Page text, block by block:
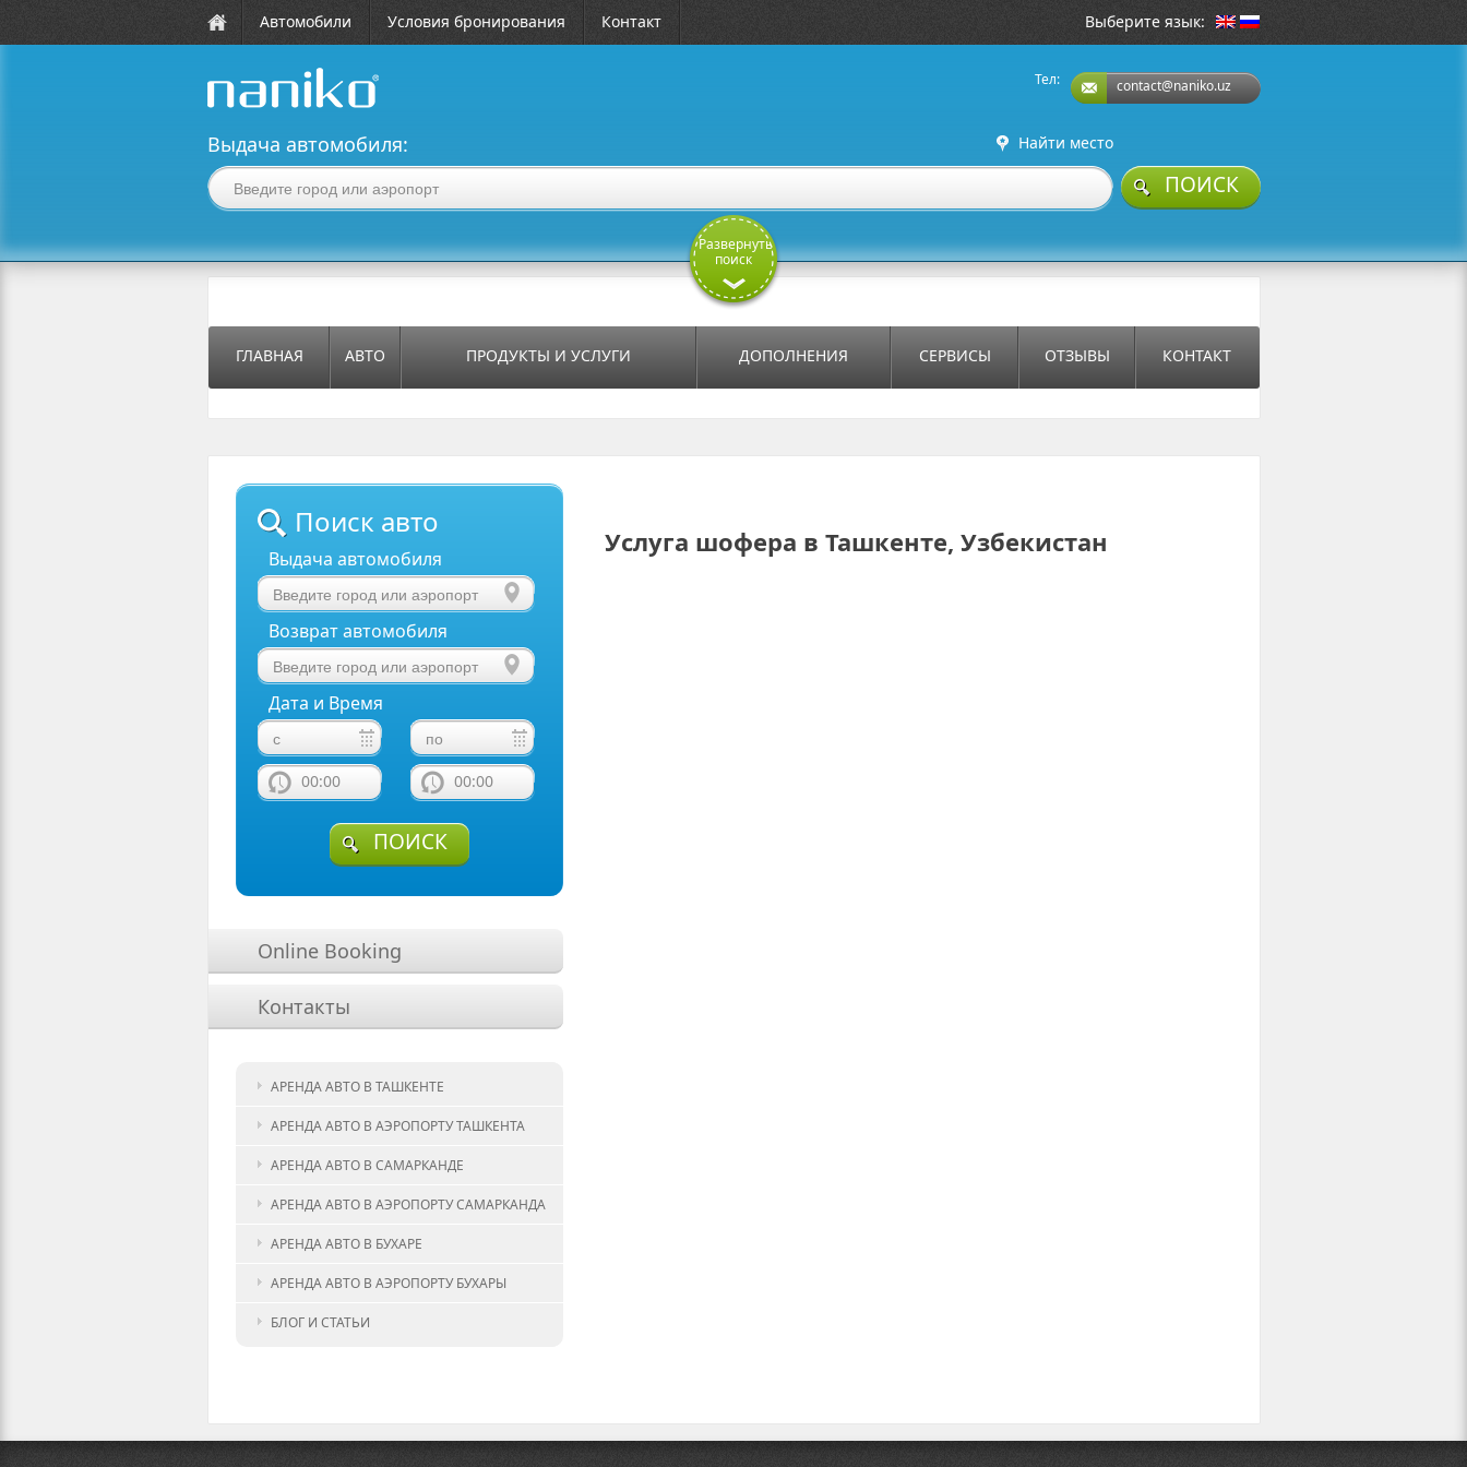
Автомобили Условия бронирования Контакт Выберите язык:
contact@naniko.uz
Тел:
Выдача автомобиля: Найти место
ПОИСК
Развернуть
поиск
ГЛАВНАЯ АВТО ПРОДУКТЫ И УСЛУГИ ДОПОЛНЕНИЯ СЕРВИСЫ ОТЗЫВЫ КОНТАКТ
Поиск авто
Выдача автомобиля
Возврат автомобиля
Дата и Время
00:00 00:00
ПОИСК
Online Booking
Контакты
АРЕНДА АВТО В ТАШКЕНТЕ
АРЕНДА АВТО В АЭРОПОРТУ ТАШКЕНТА
АРЕНДА АВТО В САМАРКАНДЕ
АРЕНДА АВТО В АЭРОПОРТУ САМАРКАНДА
АРЕНДА АВТО В БУХАРЕ
АРЕНДА АВТО В АЭРОПОРТУ БУХАРЫ
БЛОГ И СТАТЬИ
Услуга шофера в Ташкенте, Узбекистан